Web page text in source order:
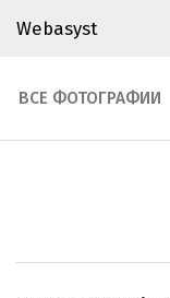
Webasyst
ВСЕ ФОТОГРАФИИ